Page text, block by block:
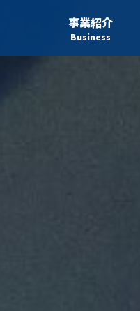
事業紹介
Business